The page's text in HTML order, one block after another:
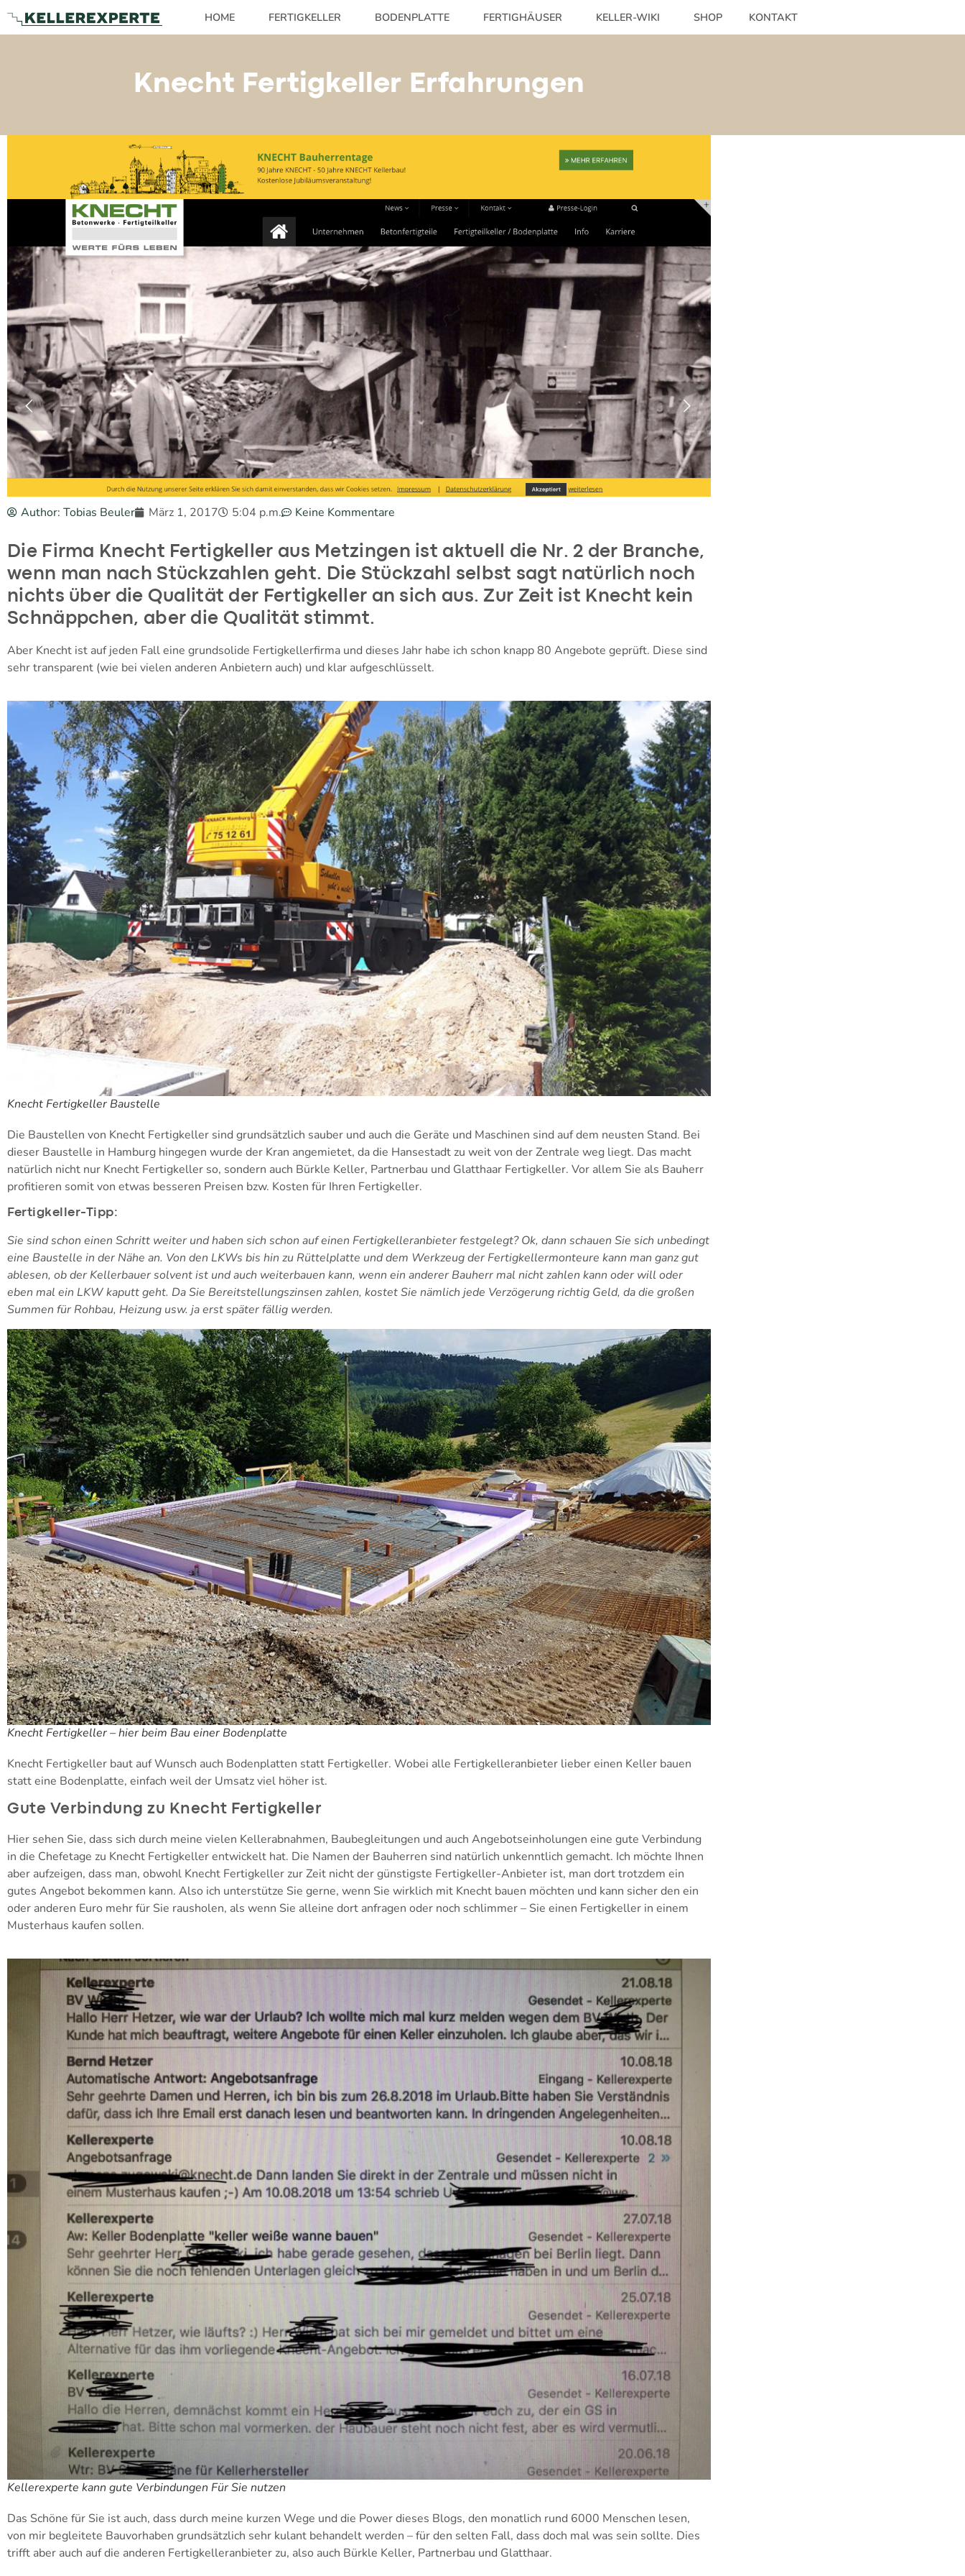
HOME FERTIGKELLER BODENPLATTE FERTIGHÄUSER KELLER-WIKI SHOP KONTAKT
Knecht Fertigkeller Erfahrungen
Author: Tobias Beuler März 1, 2017 5:04 p.m. Keine Kommentare
Die Firma Knecht Fertigkeller aus Metzingen ist aktuell die Nr. 2 der Branche,
wenn man nach Stückzahlen geht. Die Stückzahl selbst sagt natürlich noch
nichts über die Qualität der Fertigkeller an sich aus. Zur Zeit ist Knecht kein
Schnäppchen, aber die Qualität stimmt.
Aber Knecht ist auf jeden Fall eine grundsolide Fertigkellerfirma und dieses Jahr habe ich schon knapp 80 Angebote geprüft. Diese sind
sehr transparent (wie bei vielen anderen Anbietern auch) und klar aufgeschlüsselt.
Knecht Fertigkeller Baustelle
Die Baustellen von Knecht Fertigkeller sind grundsätzlich sauber und auch die Geräte und Maschinen sind auf dem neusten Stand. Bei
dieser Baustelle in Hamburg hingegen wurde der Kran angemietet, da die Hansestadt zu weit von der Zentrale weg liegt. Das macht
natürlich nicht nur Knecht Fertigkeller so, sondern auch Bürkle Keller, Partnerbau und Glatthaar Fertigkeller. Vor allem Sie als Bauherr
profitieren somit von etwas besseren Preisen bzw. Kosten für Ihren Fertigkeller.
Fertigkeller-Tipp:
Sie sind schon einen Schritt weiter und haben sich schon auf einen Fertigkelleranbieter festgelegt? Ok, dann schauen Sie sich unbedingt
eine Baustelle in der Nähe an. Von den LKWs bis hin zu Rüttelplatte und dem Werkzeug der Fertigkellermonteure kann man ganz gut
ablesen, ob der Kellerbauer solvent ist und auch weiterbauen kann, wenn ein anderer Bauherr mal nicht zahlen kann oder will oder
eben mal ein LKW kaputt geht. Da Sie Bereitstellungszinsen zahlen, kostet Sie nämlich jede Verzögerung richtig Geld, da die großen
Summen für Rohbau, Heizung usw. ja erst später fällig werden.
Knecht Fertigkeller – hier beim Bau einer Bodenplatte
Knecht Fertigkeller baut auf Wunsch auch Bodenplatten statt Fertigkeller. Wobei alle Fertigkelleranbieter lieber einen Keller bauen
statt eine Bodenplatte, einfach weil der Umsatz viel höher ist.
Gute Verbindung zu Knecht Fertigkeller
Hier sehen Sie, dass sich durch meine vielen Kellerabnahmen, Baubegleitungen und auch Angebotseinholungen eine gute Verbindung
in die Chefetage zu Knecht Fertigkeller entwickelt hat. Die Namen der Bauherren sind natürlich unkenntlich gemacht. Ich möchte Ihnen
aber aufzeigen, dass man, obwohl Knecht Fertigkeller zur Zeit nicht der günstigste Fertigkeller-Anbieter ist, man dort trotzdem ein
gutes Angebot bekommen kann. Also ich unterstütze Sie gerne, wenn Sie wirklich mit Knecht bauen möchten und kann sicher den ein
oder anderen Euro mehr für Sie rausholen, als wenn Sie alleine dort anfragen oder noch schlimmer – Sie einen Fertigkeller in einem
Musterhaus kaufen sollen.
Kellerexperte kann gute Verbindungen Für Sie nutzen
Das Schöne für Sie ist auch, dass durch meine kurzen Wege und die Power dieses Blogs, den monatlich rund 6000 Menschen lesen,
von mir begleitete Bauvorhaben grundsätzlich sehr kulant behandelt werden – für den selten Fall, dass doch mal was sein sollte. Dies
trifft aber auch auf die anderen Fertigkelleranbieter zu, also auch Bürkle Keller, Partnerbau und Glatthaar.